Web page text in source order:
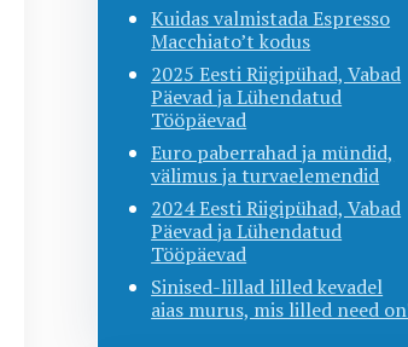
Kuidas valmistada Espresso
Macchiato’t kodus
2025 Eesti Riigipühad, Vabad
Päevad ja Lühendatud
Tööpäevad
Euro paberrahad ja mündid,
välimus ja turvaelemendid
2024 Eesti Riigipühad, Vabad
Päevad ja Lühendatud
Tööpäevad
Sinised-lillad lilled kevadel
aias murus, mis lilled need